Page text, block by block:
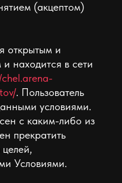
(акцептом)
открытым и
находится в сети
. Пользователь
условиями.
с каким-либо из
прекратить
Условиями.